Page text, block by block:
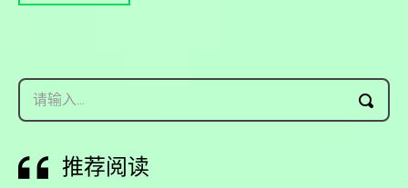
请输入...
推荐阅读